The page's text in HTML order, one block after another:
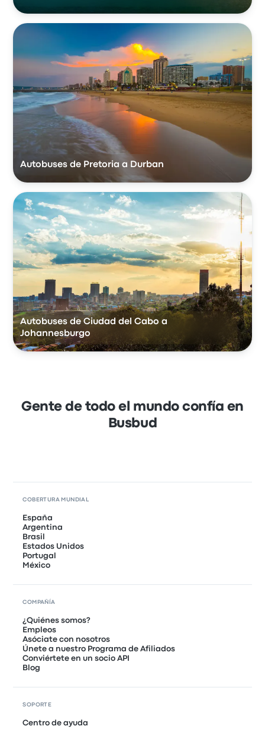
Autobuses de Pretoria a Durban
Autobuses de Ciudad del Cabo a
Johannesburgo
Gente de todo el mundo confía en
Busbud
COBERTURA MUNDIAL
España
Argentina
Brasil
Estados Unidos
Portugal
México
COMPAÑÍA
¿Quiénes somos?
Empleos
Asóciate con nosotros
Únete a nuestro Programa de Afiliados
Conviértete en un socio API
Blog
SOPORTE
Centro de ayuda